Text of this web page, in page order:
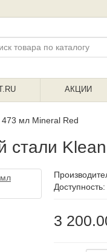
АКЦИИ
мл Mineral Red
3